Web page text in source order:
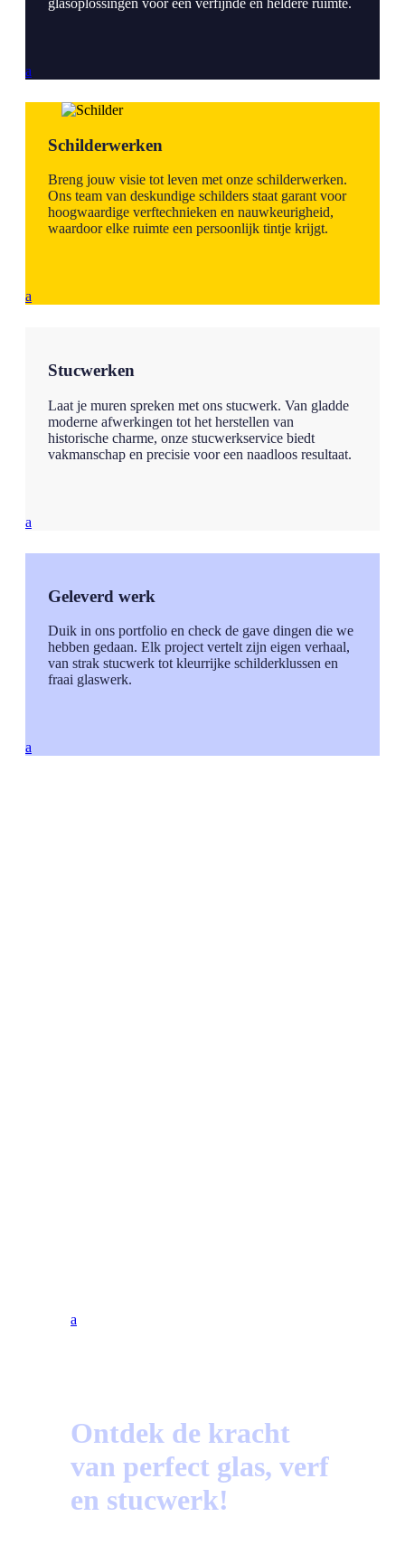
glasoplossingen voor een verfijnde en heldere ruimte.
a
Schilderwerken
Breng jouw visie tot leven met onze schilderwerken.
Ons team van deskundige schilders staat garant voor
hoogwaardige verftechnieken en nauwkeurigheid,
waardoor elke ruimte een persoonlijk tintje krijgt.
a
Stucwerken
Laat je muren spreken met ons stucwerk. Van gladde
moderne afwerkingen tot het herstellen van
historische charme, onze stucwerkservice biedt
vakmanschap en precisie voor een naadloos resultaat.
a
Geleverd werk
Duik in ons portfolio en check de gave dingen die we
hebben gedaan. Elk project vertelt zijn eigen verhaal,
van strak stucwerk tot kleurrijke schilderklussen en
fraai glaswerk.
a
a
Ontdek de kracht
van perfect glas, verf
en stucwerk!